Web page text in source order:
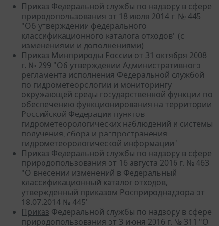
Приказ Федеральной службы по надзору в сфере
природопользования от 18 июля 2014 г. № 445
"Об утверждении федерального
классификационного каталога отходов" (с
изменениями и дополнениями)
Приказ Минприроды России от 31 октября 2008
г. № 299 "Об утверждении Административного
регламента исполнения Федеральной службой
по гидрометеорологии и мониторингу
окружающей среды государственной функции по
обеспечению функционирования на территории
Российской Федерации пунктов
гидрометеорологических наблюдений и системы
получения, сбора и распространения
гидрометеорологической информации"
Приказ Федеральной службы по надзору в сфере
природопользования от 16 августа 2016 г. № 463
"О внесении изменений в Федеральный
классификационный каталог отходов,
утвержденный приказом Росприроднадзора от
18.07.2014 № 445"
Приказ Федеральной службы по надзору в сфере
природопользования от 3 июня 2016 г. № 311 "О